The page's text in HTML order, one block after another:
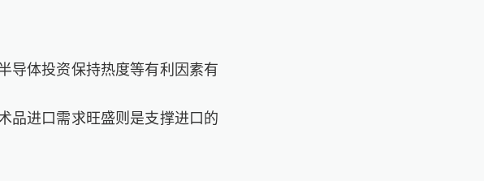
导体投资保持热度等有利因素有
品进口需求旺盛则是支撑进口的